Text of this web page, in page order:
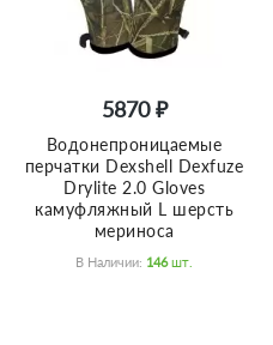
5870 ₽
Водонепроницаемые
перчатки Dexshell Dexfuze
Drylite 2.0 Gloves
камуфляжный L шерсть
мериноса
В Наличии: 146 Шт.